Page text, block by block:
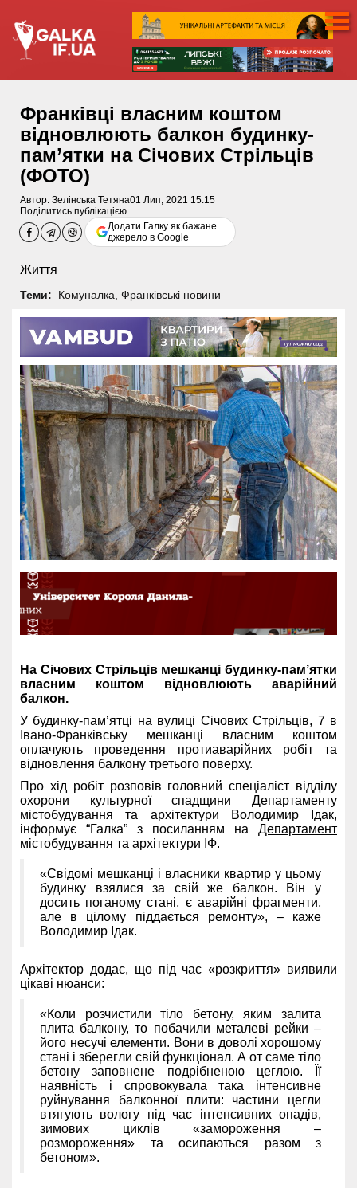
Франківці власним коштом
відновлюють балкон будинку-
пам’ятки на Січових Стрільців
(ФОТО)
Автор: Зелінська Тетяна01 Лип, 2021 15:15
Поділитись публікацією
Додати Галку як бажане
джерело в Google
Життя
Теми: Комуналка Франківські новини
На Січових Стрільців мешканці будинку-пам’ятки
власним коштом відновлюють аварійний
балкон.
У будинку-пам’ятці на вулиці Січових Стрільців, 7 в
Івано-Франківську мешканці власним коштом
оплачують проведення протиаварійних робіт та
відновлення балкону третього поверху.
Про хід робіт розповів головний спеціаліст відділу
охорони культурної спадщини Департаменту
містобудування та архітектури Володимир Ідак,
інформує “Галка” з посиланням на Департамент
містобудування та архітектури ІФ.
«Свідомі мешканці і власники квартир у цьому
будинку взялися за свій же балкон. Він у
досить поганому стані, є аварійні фрагменти,
але в цілому піддається ремонту», – каже
Володимир Ідак.
Архітектор додає, що під час «розкриття» виявили
цікаві нюанси:
«Коли розчистили тіло бетону, яким залита
плита балкону, то побачили металеві рейки –
його несучі елементи. Вони в доволі хорошому
стані і зберегли свій функціонал. А от саме тіло
бетону заповнене подрібненою цеглою. Її
наявність і спровокувала така інтенсивне
руйнування балконної плити: частини цегли
втягують вологу під час інтенсивних опадів,
зимових циклів «замороження –
розмороження» та осипаються разом з
бетоном».